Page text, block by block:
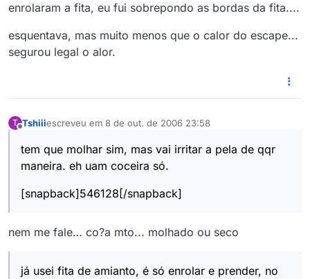
enrolaram a fita, eu fui sobrepondo as bordas da fita....
esquentava, mas muito menos que o calor do escape...
segurou legal o alor.
T Tshiiiescreveu em 8 de out. de 2006 23:58
última edição por
tem que molhar sim, mas vai irritar a pela de qqr
maneira. eh uam coceira só.
[snapback]546128[/snapback]
nem me fale… co?a mto... molhado ou seco
já usei fita de amianto, é só enrolar e prender, no